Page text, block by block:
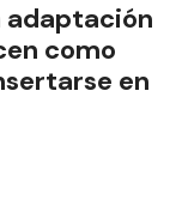
adaptación
como
en